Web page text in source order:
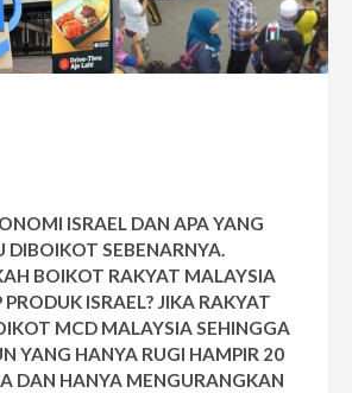
ISRAEL DAN APA YANG
DIBOIKOT SEBENARNYA.
BOIKOT RAKYAT MALAYSIA
ISRAEL? JIKA RAKYAT
MCD MALAYSIA SEHINGGA
YANG HANYA RUGI HAMPIR 20
DAN HANYA MENGURANGKAN